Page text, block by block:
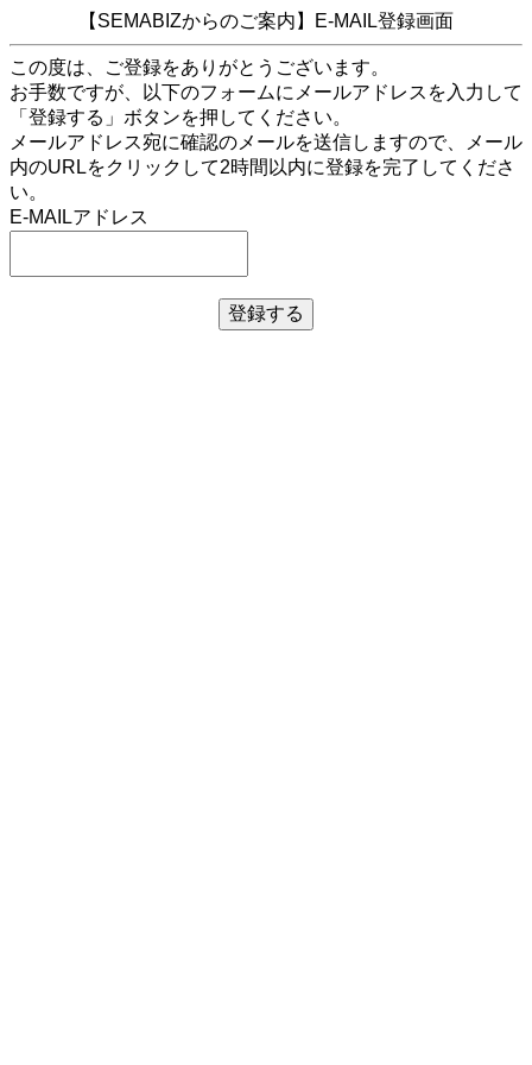
【SEMABIZからのご案内】E-MAIL登録画面
この度は、ご登録をありがとうございます。
お手数ですが、以下のフォームにメールアドレスを入力して
「登録する」ボタンを押してください。
メールアドレス宛に確認のメールを送信しますので、メール
内のURLをクリックして2時間以内に登録を完了してくださ
い。
E-MAILアドレス